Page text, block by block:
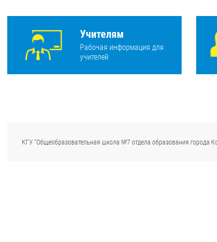
Учителям
Рабочая информация для
учителей
КГУ "Общеобразовательная школа №7 отдела образования города